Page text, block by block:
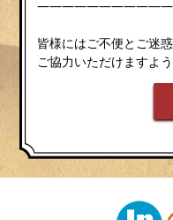
皆様にはご不便とご迷
ご協力いただけますよ